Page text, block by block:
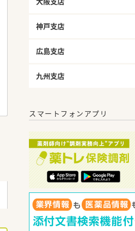
神戸支店
広島支店
九州支店
スマートフォンアプリ